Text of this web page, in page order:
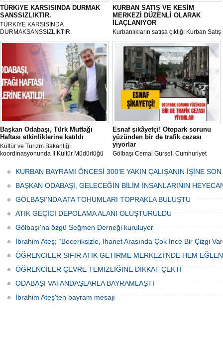
TÜRKiYE KARSISINDA DURMAK
SANSSIZLIKTIR.
TÜRKIYE KARSISINDA
DURMAKSANSSIZLIKTIR.
KURBAN SATIŞ VE KESİM
MERKEZİ DÜZENLİ OLARAK
İLAÇLANIYOR
Kurbanlıkların satışa çıktığı Kurban Satış
ve Kesim Merkezi, haşere ve
mikropların önüne geçilmesi amacıyla
her gün Gölbaşı Belediyesi ekipleri
tarafından düzenli olarak ilaçlanıyor.
Başkan Odabaşı, Türk Mutfağı
Haftası etkinliklerine katıldı
Kültür ve Turizm Bakanlığı
koordinasyonunda İl Kültür Müdürlüğü
Haftası" etkinlikleri Ankara'da devam
ediyor.
Esnaf şikâyetçi! Otopark sorunu
yüzünden bir de trafik cezası
yiyorlar
Gölbaşı Cemal Gürsel, Cumhuriyet
bulunan esnaf ve alışverişe gelen
vatandaşlar park cezaları yüzünden
canından bezdi.
KURBAN BAYRAMI ÖNCESİ 300'E YAKIN ÇALIŞANIN İŞİNE
BAŞKAN ODABAŞI, GELECEĞİN BİLİM İNSANLARININ
GÖLBAŞI’NDA ATA TOHUMLARI TOPRAKLA BULUŞTU
ATIK GEÇİCİ DEPOLAMA ALANI OLUŞTURULDU
Gölbaşı'na özgü Seğmen Derneği kuruluyor
İbrahim Ateş; “Beceriksizle, İhanet Arasında Çok İnce Bir Çizgi
ÖĞRENCİLER SIFIR ATIK GETİRME MERKEZİ’NDE HEM
ÖĞRENCİLER ÇEVRE TEMİZLİĞİNE DİKKAT ÇEKTİ
ODABAŞI VATANDAŞLARLA BAYRAMLAŞTI
İbrahim Ateş'ten bayram mesajı